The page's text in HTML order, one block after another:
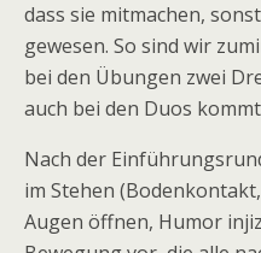
dass sie mitmachen,
gewesen. So sind wir
bei den Übungen zwei
auch bei den Duos
Nach der
im Stehen
Augen öffnen, Humor